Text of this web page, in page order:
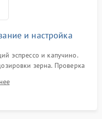
и настройка
эспрессо и капучино.
зерна. Проверка
температуры напитка и
отсутствия посторонних